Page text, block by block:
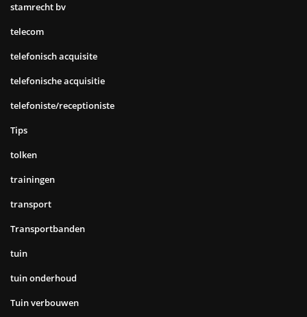
stamrecht bv
telecom
telefonisch acquisite
telefonische acquisitie
telefoniste/receptioniste
Tips
tolken
trainingen
transport
Transportbanden
tuin
tuin onderhoud
Tuin verbouwen